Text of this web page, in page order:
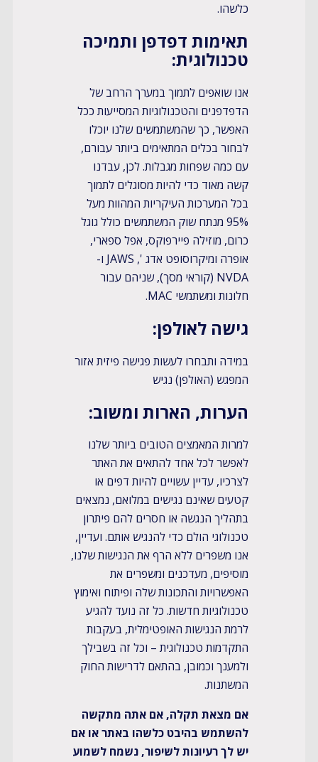
​​תאימות דפדפן ותמיכה
טכנולוגית:
אנו שואפים לתמוך במערך הרחב של
הדפדפנים והטכנולוגיות המסייעות ככל
האפשר, כך שהמשתמשים שלנו יוכלו
לבחור בכלים המתאימים ביותר עבורם,
עם כמה שפחות מגבלות. לכן, עבדנו
קשה מאוד כדי להיות מסוגלים לתמוך
בכל המערכות העיקריות המהוות מעל
95% מנתח שוק המשתמשים כולל גוגל
כרום, מוזילה פיירפוקס, אפל ספארי,
אופרה ומיקרוסופט אדג ', JAWS ו-
NVDA (קוראי מסך), שניהם עבור
חלונות ומשתמשי MAC.
​גישה לאולפן:
במידה ותבחרו לעשות פגישה פיזית אזור
המפגש (האולפן) נגיש
​הערות, הארות ומשוב:
למרות המאמצים הטובים ביותר שלנו
לאפשר לכל אחד להתאים את האתר
לצרכיו, עדיין עשויים להיות דפים או
קטעים שאינם נגישים במלואם, נמצאים
בתהליך הנגשה או חסרים להם פיתרון
טכנולוגי הולם כדי להנגיש אותם. ועדיין,
אנו משפרים ללא הרף את הנגישות שלנו,
מוסיפים, מעדכנים ומשפרים את
האפשרויות והתכונות שלה ופיתוח ואימוץ
טכנולוגיות חדשות. כל זה נועד להגיע
לרמת הנגישות האופטימלית, בעקבות
התקדמות טכנולוגית – וכל זה בשבילך
ולמענך וכמובן, בהתאם לדרישות החוק
המשתנות.
אם מצאת תקלה, אם אתה מתקשה
להשתמש בהיבט כלשהו באתר או אם
יש לך רעיונות לשיפור, נשמח לשמוע